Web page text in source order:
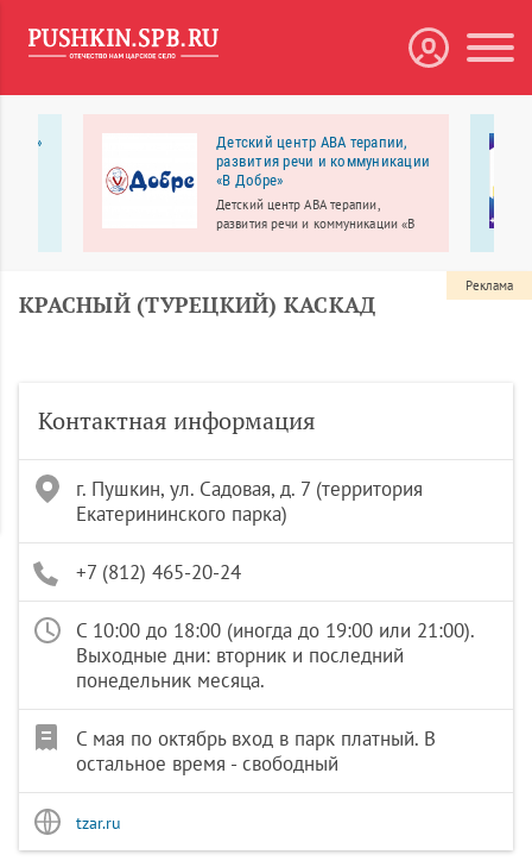
ТОП»
Детский центр АВА терапии,
развития речи и коммуникации
«В Добре»
Детский центр АВА терапии,
развития речи и коммуникации «В
братьев, сестер, друзей.
КРАСНЫЙ (ТУРЕЦКИЙ) КАСКАД
Контактная информация
г. Пушкин, ул. Садовая, д. 7 (территория
Екатерининского парка)
+7 (812) 465-20-24
С 10:00 до 18:00 (иногда до 19:00 или 21:00).
Выходные дни: вторник и последний
понедельник месяца.
С мая по октябрь вход в парк платный. В
остальное время - свободный
tzar.ru
Реклама